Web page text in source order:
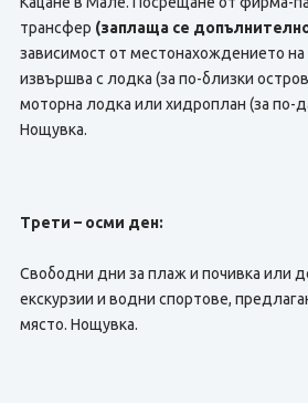
трансфер (заплаща се
зависимост от местонахождението
извършва с лодка (за по-близки
моторна лодка или хидроплан (за по-
Нощувка.
Трети – осми ден:
Свободни дни за плаж и почивка или
екскурзии и водни спортове,
място. Нощувка.